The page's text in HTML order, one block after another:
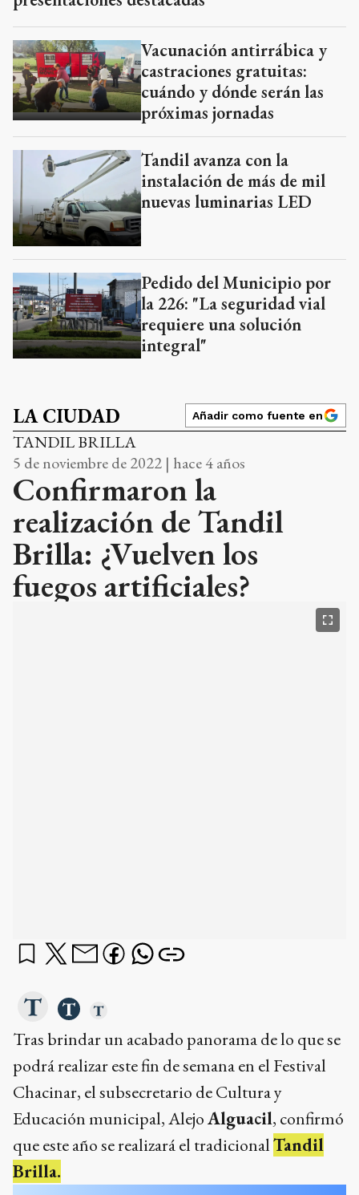
Vacunación antirrábica y
castraciones gratuitas:
cuándo y dónde serán las
próximas jornadas
Tandil avanza con la
instalación de más de mil
nuevas luminarias LED
Pedido del Municipio por
la 226: "La seguridad vial
requiere una solución
integral"
LA CIUDAD Añadir como fuente en
TANDIL BRILLA
5 de noviembre de 2022 | hace 4 años
Confirmaron la
realización de Tandil
Brilla: ¿Vuelven los
fuegos artificiales?
podrá realizar este fin de semana en el Festival
Educación municipal, Alejo
que este año se realizará el tradicionalTandil
Brilla.
¿qué querés saber?
Dame un resumen